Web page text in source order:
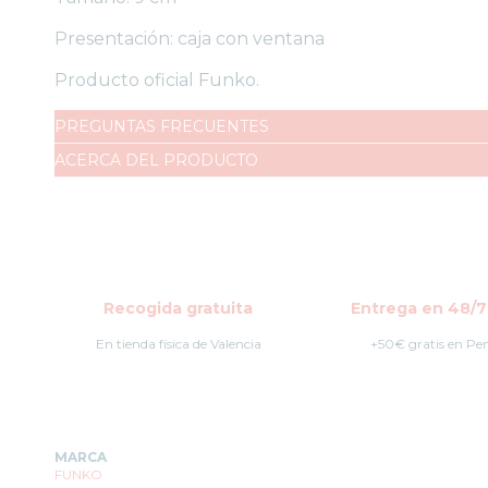
Presentación: caja con ventana
Producto oficial Funko.
PREGUNTAS FRECUENTES
ACERCA DEL PRODUCTO
Recogida gratuita Entrega en 48/
En tienda física de Valencia +50€ gratis en
MARCA
FUNKO